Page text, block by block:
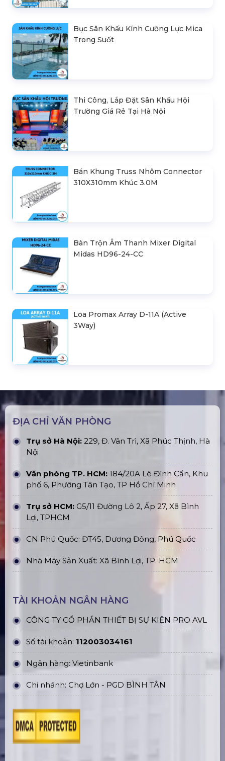
Bục Sân Khấu Kính Cường Lực Mica
Trong Suốt
Thi Công, Lắp Đặt Sân Khấu Hội
Trường Giá Rẻ Tại Hà Nội
Bán Khung Truss Nhôm Connector
310X310mm Khúc 3.0M
Bàn Trộn Âm Thanh Mixer Digital
Midas HD96-24-CC
Loa Promax Array D-11A (Active
3Way)
ĐỊA CHỈ VĂN PHÒNG
Trụ sở Hà Nội: 229, Đ. Vân Trì, Xã Phúc Thịnh, Hà
Nội
Văn phòng TP. HCM: 184/20A Lê Đình Cẩn, Khu
phố 6, Phường Tân Tạo, TP Hồ Chí Minh
Trụ sở HCM: G5/11 Đường Lô 2, Ấp 27, Xã Bình
Lợi, TPHCM
CN Phú Quốc: ĐT45, Dương Đông, Phú Quốc
Nhà Máy Sản Xuất: Xã Bình Lợi, TP. HCM
TÀI KHOẢN NGÂN HÀNG
CÔNG TY CỔ PHẦN THIẾT BỊ SỰ KIỆN PRO AVL
Số tài khoản: 112003034161
Ngân hàng: Vietinbank
Chi nhánh: Chợ Lớn - PGD BÌNH TÂN